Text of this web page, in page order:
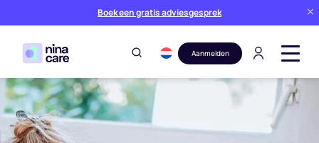
Boek een gratis adviesgesprek
Aanmelden